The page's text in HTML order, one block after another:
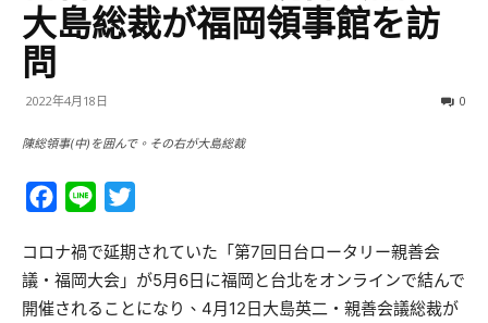
大島総裁が福岡領事館を訪
問
2022年4月18日 0
陳総領事(中)を囲んで。その右が大島総裁
Facebook
Line
コロナ禍で延期されていた「第7回日台ロータリー親善会
議・福岡大会」が5月6日に福岡と台北をオンラインで結んで
開催されることになり、4月12日大島英二・親善会議総裁が